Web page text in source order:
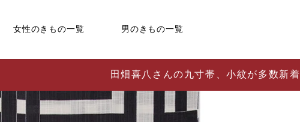
女性のきもの一覧 男のきもの一覧
田畑喜八さんの九寸帯、小紋が多数新着